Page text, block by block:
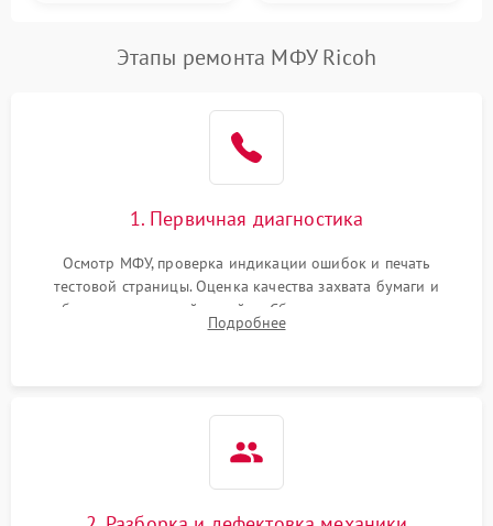
Этапы ремонта МФУ Ricoh
1. Первичная диагностика
Осмотр МФУ, проверка индикации ошибок и печать
тестовой страницы. Оценка качества захвата бумаги и
работы сканирующей линейки. Сбор данных о замятиях,
дефектах изображения или посторонних шумах при работе.
Подробнее